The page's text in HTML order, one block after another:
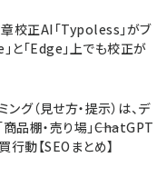
校正AI「Typoless」がブ
と「Edge」上でも校正が
グ（見せ方・提示）は、デ
品棚・売り場」――ChatGPT
動【SEOまとめ】